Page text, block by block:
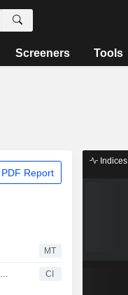
Screeners Tools
PDF Report
MT
Emburse, Flight Centre Travel Group, TempoTrip, World Travel, Inc., And Mastercard Expand Open Travel And Expense Ecosystem CI
Indices